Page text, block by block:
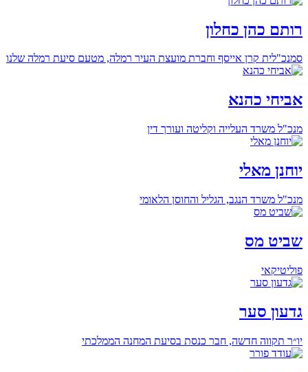
רותם כהן כחלון
סמנכ"לית קרן אייסף וחברת מועצת העיר רמלה, מטעם סיעת רמלה שלנו
אביחי כהנא
מנכ"ל משרד העלייה וקליטה ועורך דין
יוחנן מאלי
מנכ"ל משרד הנגב, הגליל והחוסן הלאומי
שביט מס
פוליטיקאי
גדעון סער
יו״ר תקווה חדשה, חבר כנסת בסיעת המחנה הממלכתי